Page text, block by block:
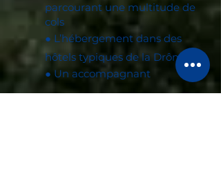
parcourant une multitude de
cols
● L’hébergement dans des
hôtels typiques de la Drôme
● Un accompagnant